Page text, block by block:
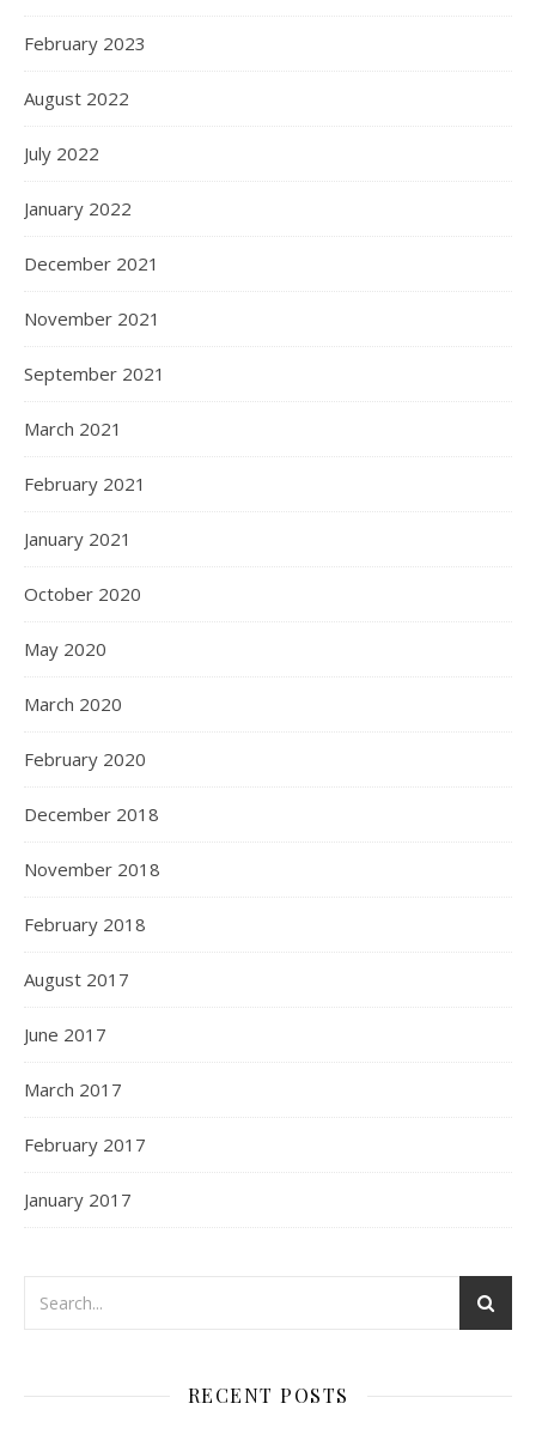
February 2023
August 2022
July 2022
January 2022
December 2021
November 2021
September 2021
March 2021
February 2021
January 2021
October 2020
May 2020
March 2020
February 2020
December 2018
November 2018
February 2018
August 2017
June 2017
March 2017
February 2017
January 2017
RECENT POSTS